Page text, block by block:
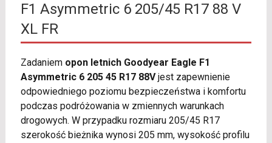
F1 Asymmetric 6 205/45 R17 88 V
XL FR
Zadaniem opon letnich Goodyear Eagle F1
Asymmetric 6 205 45 R17 88Vjest zapewnienie
odpowiedniego poziomu bezpieczeństwa i komfortu
podczas podróżowania w zmiennych warunkach
drogowych. W przypadku rozmiaru 205/45 R17
szerokość bieżnika wynosi 205 mm, wysokość profilu